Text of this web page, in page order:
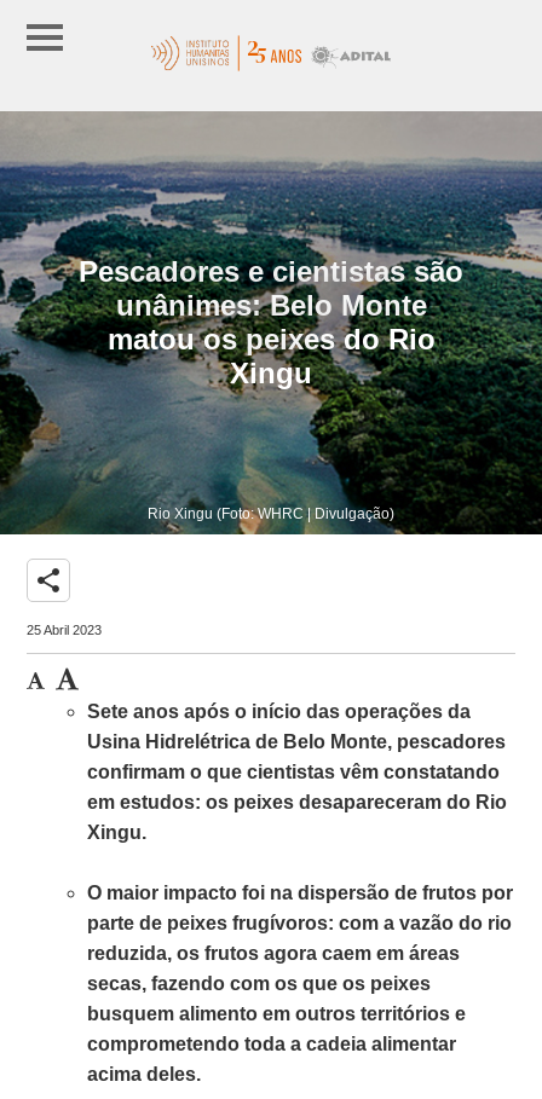
Pescadores e cientistas são
unânimes: Belo Monte
matou os peixes do Rio
Xingu
Rio Xingu (Foto: WHRC | Divulgação)
share
25 Abril 2023
Sete anos após o início das operações da
Usina Hidrelétrica de Belo Monte, pescadores
confirmam o que cientistas vêm constatando
em estudos: os peixes desapareceram do Rio
Xingu.
O maior impacto foi na dispersão de frutos por
parte de peixes frugívoros: com a vazão do rio
reduzida, os frutos agora caem em áreas
secas, fazendo com os que os peixes
busquem alimento em outros territórios e
comprometendo toda a cadeia alimentar
acima deles.